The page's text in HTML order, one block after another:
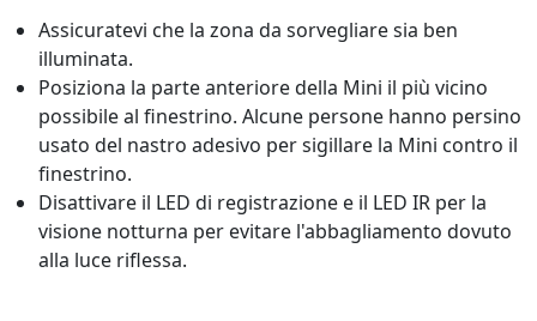
Assicuratevi che la zona da sorvegliare sia ben
illuminata.
Posiziona la parte anteriore della Mini il più vicino
possibile al finestrino. Alcune persone hanno persino
usato del nastro adesivo per sigillare la Mini contro il
finestrino.
Disattivare il LED di registrazione e il LED IR per la
visione notturna per evitare l'abbagliamento dovuto
alla luce riflessa.